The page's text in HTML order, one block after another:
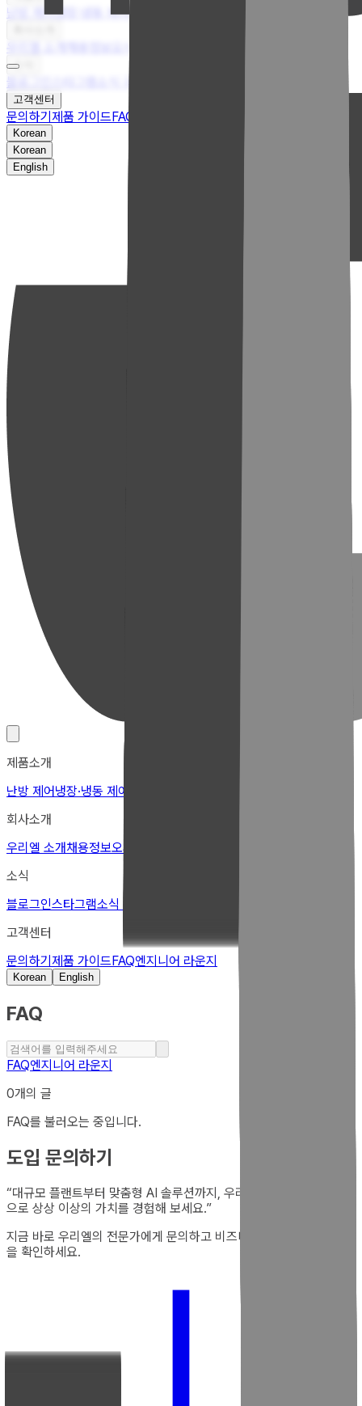
난방 제어냉장·냉동 제어
소식
블로그 소식 구독
고객센터
문의하기제품 가이드FAQ
Korean
Korean
English
제품소개
난방 제어냉장·냉동 제어
회사소개
우리엘 소개채용정보오시는길
소식
블로그인스타그램소식 구독
고객센터
문의하기제품 가이드FAQ엔지니어 라운지
Korean English
FAQ
FAQ엔지니어 라운지
0개의 글
FAQ를 불러오는 중입니다.
도입 문의하기
“대규모 플랜트부터 맞춤형 AI 솔루션까지, 우리엘의 독보적인 기술력
으로 상상 이상의 가치를 경험해 보세요.”
지금 바로 우리엘의 전문가에게 문의하고 비즈니스의 새로운 가능성
을 확인하세요.